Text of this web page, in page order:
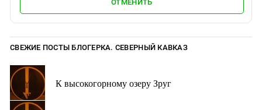
ОТМЕНИТЬ
СВЕЖИЕ ПОСТЫ БЛОГЕРКА. СЕВЕРНЫЙ КАВКАЗ
К высокогорному озеру Зруг